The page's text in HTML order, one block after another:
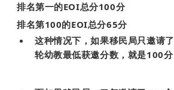
排名第一的EOI总分100分
排名第100的EOI总分65分
这种情况下，如果移民局只邀请
轮幼教最低获邀分数，就是100分